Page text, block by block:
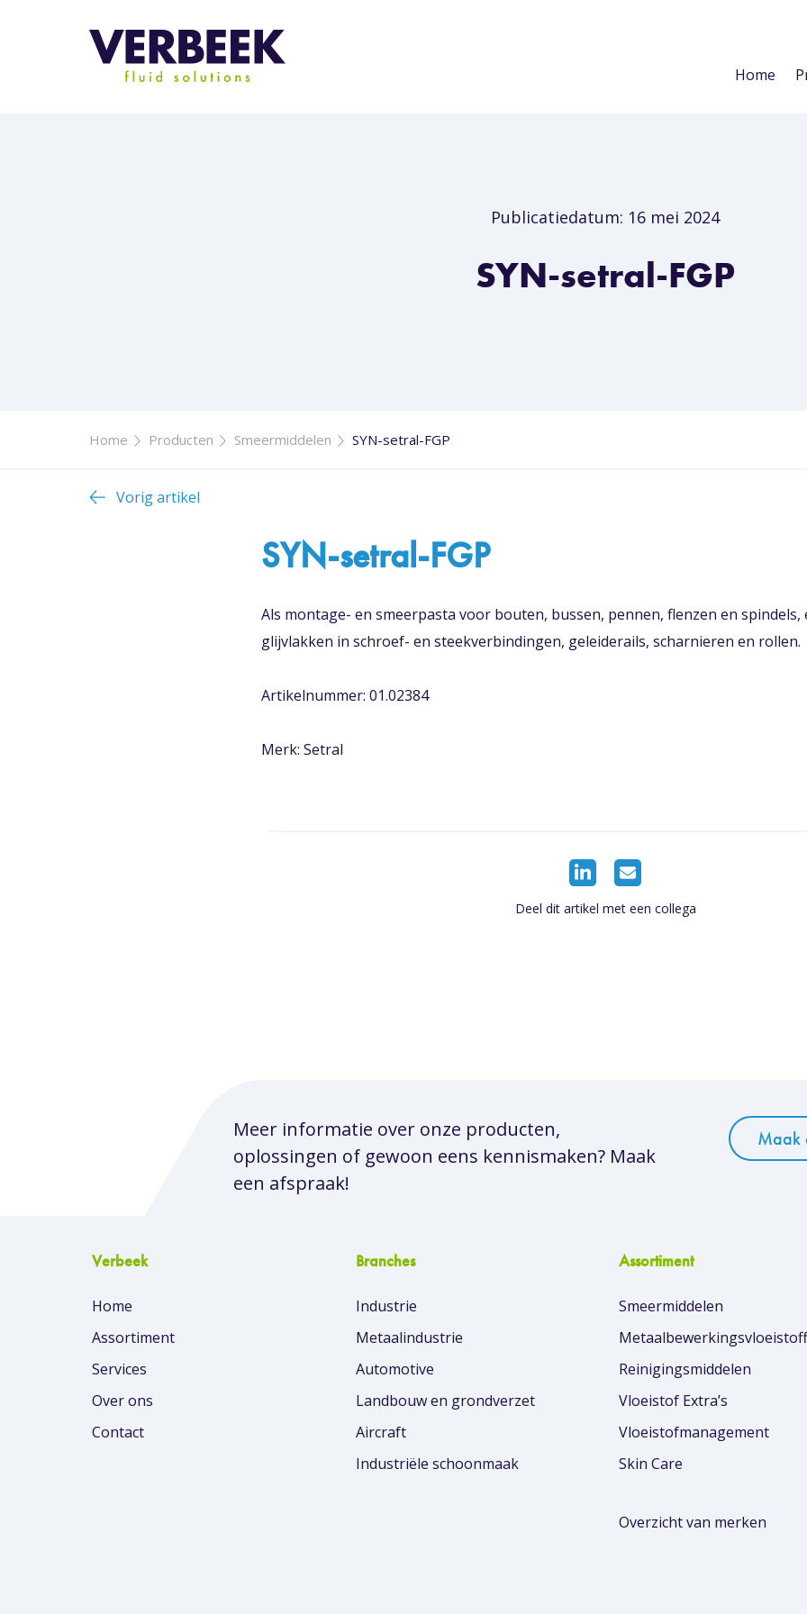
Home
Publicatiedatum: 16 mei 2024
SYN-setral-FGP
Home Producten Smeermiddelen SYN-setral-FGP
Vorig artikel
SYN-setral-FGP
Als montage- en smeerpasta voor bouten, bussen, pennen, flenzen en spindels,
glijvlakken in schroef- en steekverbindingen, geleiderails, scharnieren en rollen.
Artikelnummer: 01.02384
Merk: Setral
Deel dit artikel met een collega
Meer informatie over onze producten,
oplossingen of gewoon eens kennismaken? Maak
een afspraak!
Maak
Verbeek
Home
Assortiment
Services
Over ons
Contact
Branches
Industrie
Metaalindustrie
Automotive
Landbouw en grondverzet
Aircraft
Industriële schoonmaak
Assortiment
Smeermiddelen
Reinigingsmiddelen
Vloeistof Extra’s
Vloeistofmanagement
Skin Care
Overzicht van merken